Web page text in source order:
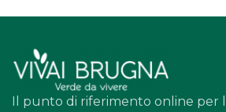
Il punto di riferimento online per